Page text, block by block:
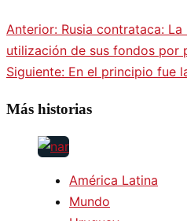
Anterior: Rusia contrataca:
utilización de sus fondos por
Siguiente: En el principio fue
Más historias
América Latina
Mundo